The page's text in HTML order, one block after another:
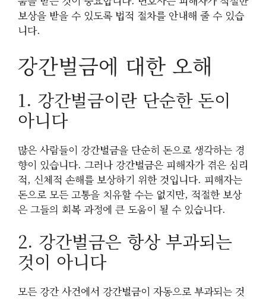
보상을 받을 수 있도록 법적 절차를 안내해 줄 수 있습
니다.
강간벌금에 대한 오해
1. 강간벌금이란 단순한 돈이
아니다
많은 사람들이 강간벌금을 단순히 돈으로 생각하는 경
향이 있습니다. 그러나 강간벌금은 피해자가 겪은 심리
적, 신체적 손해를 보상하기 위한 것입니다. 피해자는
돈으로 모든 고통을 치유할 수는 없지만, 적절한 보상
은 그들의 회복 과정에 큰 도움이 될 수 있습니다.
2. 강간벌금은 항상 부과되는
것이 아니다
모든 강간 사건에서 강간벌금이 자동으로 부과되는 것